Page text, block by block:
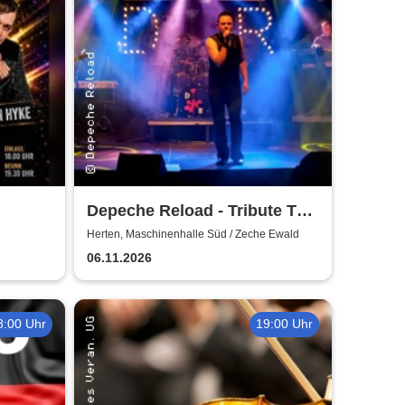
Depeche Reload - Tribute To
Depeche Mode
Herten, Maschinenhalle Süd / Zeche Ewald
06.11.2026
Uhr 19:00 Uhr